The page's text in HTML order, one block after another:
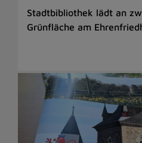
Stadtbibliothek lädt an
Grünfläche am